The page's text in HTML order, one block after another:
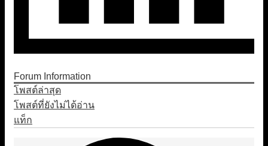
Forum Information
โพสต์ล่าสุด
โพสต์ที่ยังไม่ได้อ่าน
แท็ก